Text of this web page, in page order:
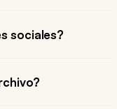
sociales?